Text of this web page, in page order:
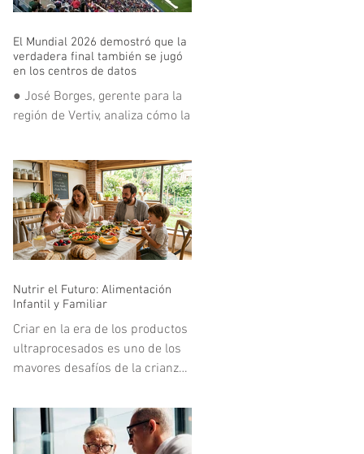
La programación comenzará el
al Parque en el Parque de los
Novios y se extenderá hasta el
28 y 29 de noviembre con Salsa
al Parque en el Simón Bolívar.
En
El Mundial 2026 demostró que la
verdadera final también se jugó
en los centros de datos
● José Borges, gerente para la
región de Vertiv, analiza cómo la
retos tecnológicos del deporte
mundial.
Nutrir el Futuro: Alimentación
Infantil y Familiar
Criar en la era de los productos
ultraprocesados es uno de los
mayores desafíos de la crianza
entorno acelerado donde la
publicidad y la comodidad de la
comida rápida compiten de